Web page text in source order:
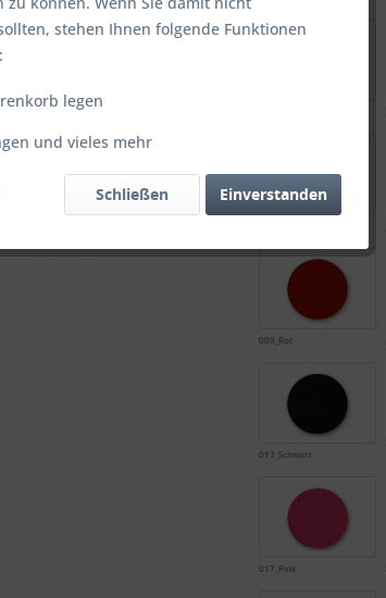
009_Rot
013_Schwarz
017_Pink
stehen Ihnen folgende Funktionen
legen
und vieles mehr
Einverstanden
Schließen